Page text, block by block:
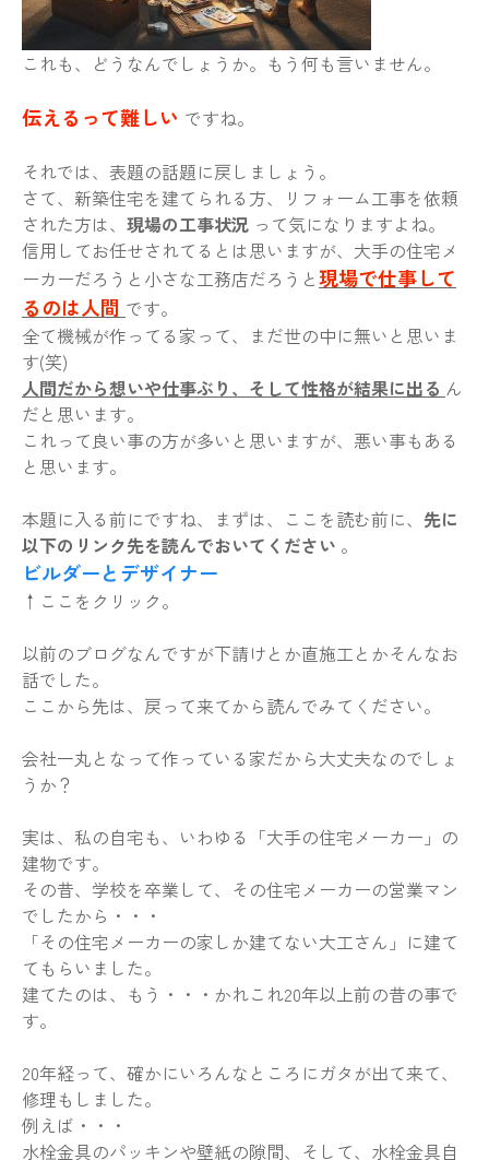
これも、どうなんでしょうか。もう何も言いません。
伝えるって難しい ですね。
それでは、表題の話題に戻しましょう。
さて、新築住宅を建てられる方、リフォーム工事を依頼
された方は、 現場の工事状況 って気になりますよね。
信用してお任せされてるとは思いますが、大手の住宅メ
ーカーだろうと小さな工務店だろうと現場で仕事して
るのは人間 です。
全て機械が作ってる家って、まだ世の中に無いと思いま
す(笑)
人間だから想いや仕事ぶり、そして性格が結果に出る ん
だと思います。
これって良い事の方が多いと思いますが、悪い事もある
と思います。
本題に入る前にですね、まずは、ここを読む前に、 先に
以下のリンク先を読んでおいてください 。
ビルダーとデザイナー
↑ここをクリック。
以前のブログなんですが下請けとか直施工とかそんなお
話でした。
ここから先は、戻って来てから読んでみてください。
会社一丸となって作っている家だから大丈夫なのでしょ
うか？
実は、私の自宅も、いわゆる「大手の住宅メーカー」の
建物です。
その昔、学校を卒業して、その住宅メーカーの営業マン
でしたから・・・
「その住宅メーカーの家しか建てない大工さん」に建て
てもらいました。
建てたのは、もう・・・かれこれ20年以上前の昔の事で
す。
20年経って、確かにいろんなところにガタが出て来て、
修理もしました。
例えば・・・
水栓金具のパッキンや壁紙の隙間、そして、水栓金具自